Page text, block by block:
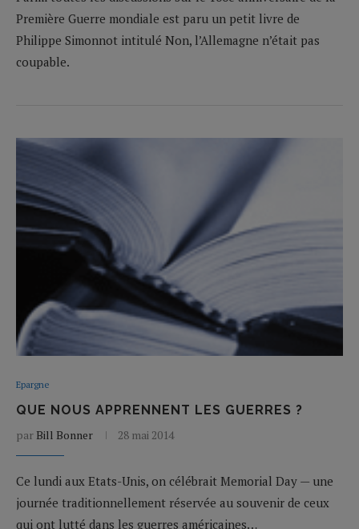
Première Guerre mondiale est paru un petit livre de
Philippe Simonnot intitulé Non, l’Allemagne n’était pas
coupable.
Epargne
QUE NOUS APPRENNENT LES GUERRES ?
par Bill Bonner 28 mai 2014
Ce lundi aux Etats-Unis, on célébrait Memorial Day — une
journée traditionnellement réservée au souvenir de ceux
qui ont lutté dans les guerres américaines…